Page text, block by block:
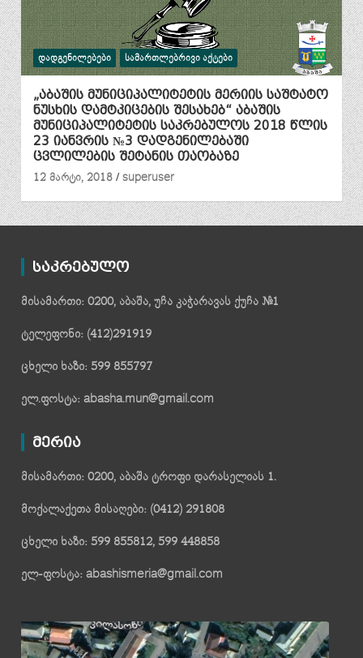
ᲓᲐᲓᲒᲔᲜᲘᲚᲔᲑᲔᲑᲘ ᲡᲐᲛᲐᲠᲗᲚᲔᲑᲠᲘᲕᲘ ᲐᲥᲢᲔᲑᲘ
„აბაშის მუნიციპალიტეტის მერიის საშტატო
ნუსხის დამტკიცების შესახებ“ აბაშის
მუნიციპალიტეტის საკრებულოს 2018 წლის
23 იანვრის №3 დადგენილებაში
ცვლილების შეტანის თაობაზე
12 მარტი, 2018
superuser
საკრებულო
მისამართი: 0200, აბაშა, უჩა კაჭარავას ქუჩა №1
ტელეფონი: (412)291919
ცხელი ხაზი: 599 855797
ელ.ფოსტა: abasha.mun@gmail.com
მერია
მისამართი: 0200, აბაშა ტროფი დარასელიას 1.
მოქალაქეთა მისაღები: (0412) 291808
ცხელი ხაზი: 599 855812, 599 448858
ელ-ფოსტა: abashismeria@gmail.com